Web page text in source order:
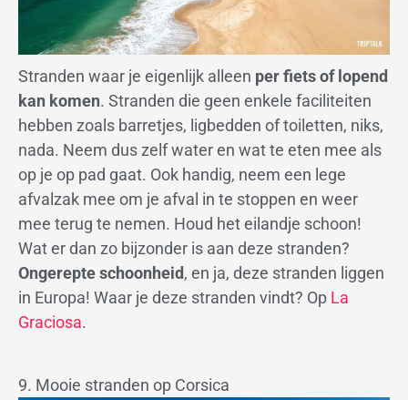
Stranden waar je eigenlijk alleen per fiets of lopend
kan komen. Stranden die geen enkele faciliteiten
hebben zoals barretjes, ligbedden of toiletten, niks,
nada. Neem dus zelf water en wat te eten mee als
op je op pad gaat. Ook handig, neem een lege
afvalzak mee om je afval in te stoppen en weer
mee terug te nemen. Houd het eilandje schoon!
Wat er dan zo bijzonder is aan deze stranden?
Ongerepte schoonheid, en ja, deze stranden liggen
in Europa! Waar je deze stranden vindt? Op La
Graciosa.
9. Mooie stranden op Corsica